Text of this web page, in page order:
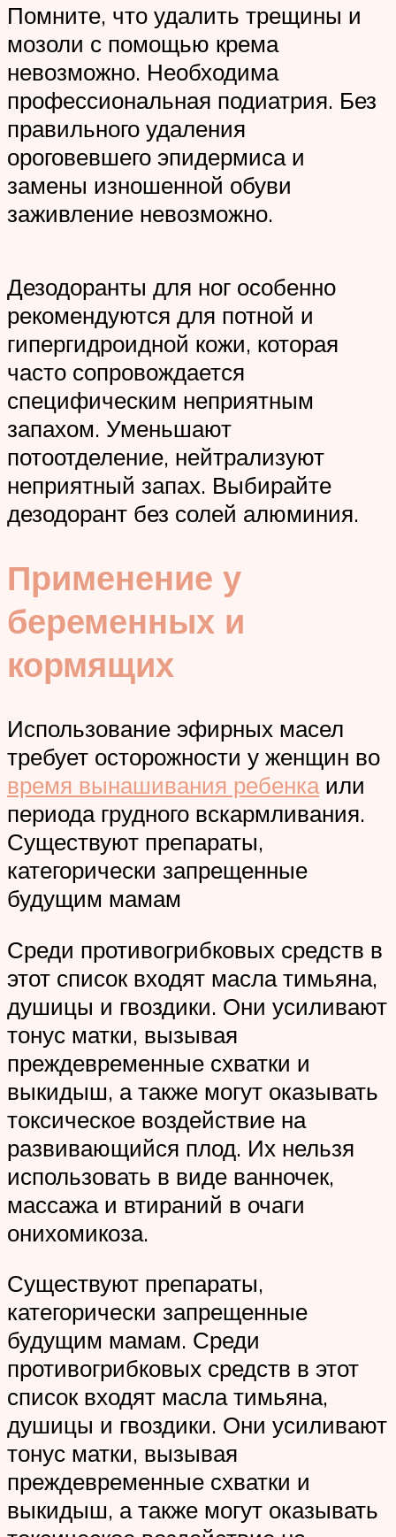
Помните, что удалить трещины и
мозоли с помощью крема
невозможно. Необходима
профессиональная подиатрия. Без
правильного удаления
ороговевшего эпидермиса и
замены изношенной обуви
заживление невозможно.
Дезодоранты для ног особенно
рекомендуются для потной и
гипергидроидной кожи, которая
часто сопровождается
специфическим неприятным
запахом. Уменьшают
потоотделение, нейтрализуют
неприятный запах. Выбирайте
дезодорант без солей алюминия.
Применение у
беременных и
кормящих
Использование эфирных масел
требует осторожности у женщин во
время вынашивания ребенкаили
периода грудного вскармливания.
Существуют препараты,
категорически запрещенные
будущим мамам
Среди противогрибковых средств в
этот список входят масла тимьяна,
душицы и гвоздики. Они усиливают
тонус матки, вызывая
преждевременные схватки и
выкидыш, а также могут оказывать
токсическое воздействие на
развивающийся плод. Их нельзя
использовать в виде ванночек,
массажа и втираний в очаги
онихомикоза.
Существуют препараты,
категорически запрещенные
будущим мамам. Среди
противогрибковых средств в этот
список входят масла тимьяна,
душицы и гвоздики. Они усиливают
тонус матки, вызывая
преждевременные схватки и
выкидыш, а также могут оказывать